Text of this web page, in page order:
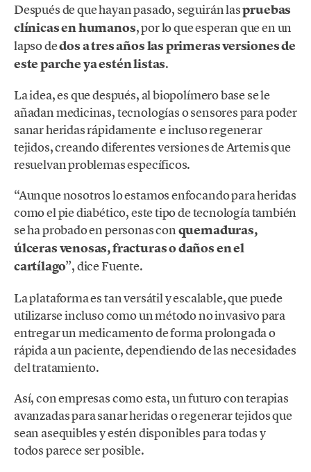
Después de que hayan pasado, seguirán laspruebas
clínicas en humanos, por lo que esperan que en un
lapso dedos a tres años las primeras versiones de
este parche ya estén listas.
La idea, es que después, al biopolímero base se le
añadan medicinas, tecnologías o sensores para poder
sanar heridas rápidamente e incluso regenerar
tejidos, creando diferentes versiones de Artemis que
resuelvan problemas específicos.
“Aunque nosotros lo estamos enfocando para heridas
como el pie diabético, este tipo de tecnología también
se ha probado en personas conquemaduras,
úlceras venosas, fracturas o daños en el
cartílago”, dice Fuente.
La plataforma es tan versátil y escalable, que puede
utilizarse incluso como un método no invasivo para
entregar un medicamento de forma prolongada o
rápida a un paciente, dependiendo de las necesidades
del tratamiento.
Así, con empresas como esta, un futuro con terapias
avanzadas para sanar heridas o regenerar tejidos que
sean asequibles y estén disponibles para todas y
todos parece ser posible.